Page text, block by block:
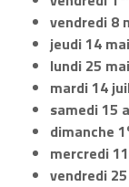
vendredi 8
jeudi 14
lundi 25
mardi 14
samedi 15
dimanche 1
mercredi
vendredi